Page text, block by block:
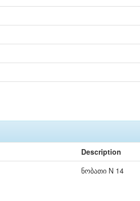
Description
ნობათი N 14